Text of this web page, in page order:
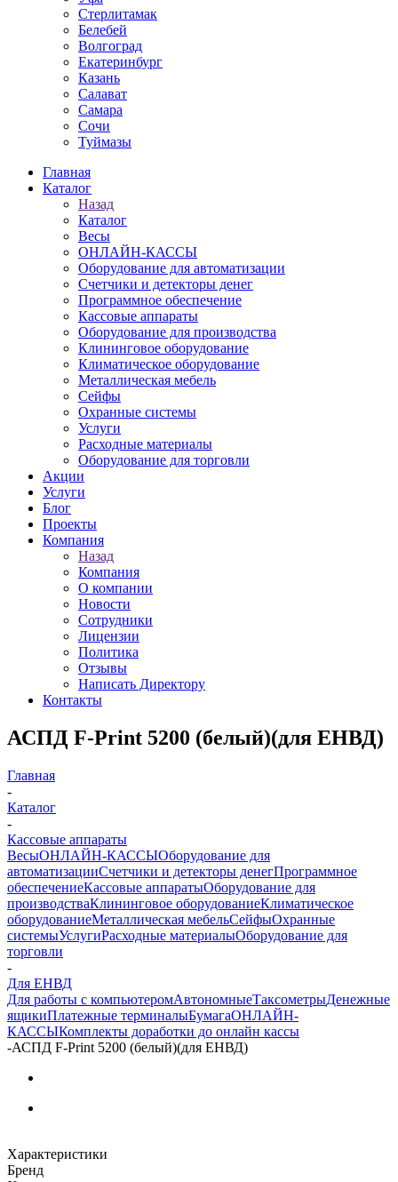
Стерлитамак
Белебей
Волгоград
Екатеринбург
Казань
Салават
Самара
Сочи
Туймазы
Главная
Каталог
Назад
Каталог
Весы
ОНЛАЙН-КАССЫ
Оборудование для автоматизации
Счетчики и детекторы денег
Программное обеспечение
Кассовые аппараты
Оборудование для производства
Клининговое оборудование
Климатическое оборудование
Металлическая мебель
Сейфы
Охранные системы
Услуги
Расходные материалы
Оборудование для торговли
Акции
Услуги
Блог
Проекты
Компания
Назад
Компания
О компании
Новости
Сотрудники
Лицензии
Политика
Отзывы
Написать Директору
Контакты
АСПД F-Print 5200 (белый)(для ЕНВД)
Главная
-
Каталог
-
Кассовые аппараты
ВесыОНЛАЙН-КАССЫОборудование для
автоматизацииСчетчики и детекторы денегПрограммное
обеспечениеКассовые аппаратыОборудование для
производстваКлининговое оборудованиеКлиматическое
оборудованиеМеталлическая мебельСейфыОхранные
системыУслугиРасходные материалыОборудование для
торговли
-
Для ЕНВД
Для работы с компьютеромАвтономныеТаксометрыДенежные
ящикиПлатежные терминалыБумагаОНЛАЙН-
КАССЫКомплекты доработки до онлайн кассы
-АСПД F-Print 5200 (белый)(для ЕНВД)
Характеристики
Бренд